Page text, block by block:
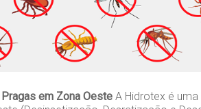
em Zona Oeste A Hidrotex é